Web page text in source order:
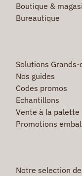
Boutique &
Bureautique
Solutions
Nos guides
Codes promos
Echantillons
Vente à la palette
Promotions
Notre selection